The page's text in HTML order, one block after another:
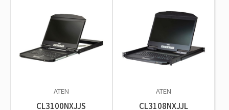
ATEN
CL3100NXJJS
ATEN
CL3108NXJJL